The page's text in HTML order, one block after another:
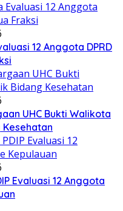
12 Anggota DPRD
UHC Bukti Walikota
Kesehatan
Evaluasi 12 Anggota